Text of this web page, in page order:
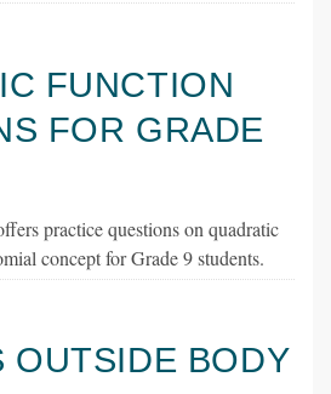
FUNCTION
FOR GRADE
practice questions on quadratic
concept for Grade 9 students.
OUTSIDE BODY